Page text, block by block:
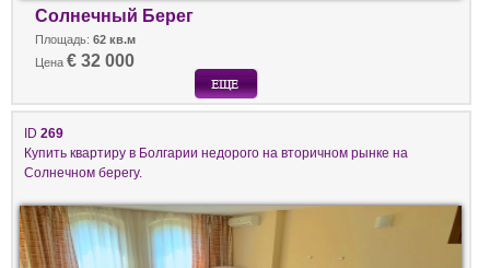
Солнечный Берег
Площадь: 62 кв.м
Цена € 32 000
ID 269
Купить квартиру в Болгарии недорого на вторичном рынке на
Солнечном берегу.